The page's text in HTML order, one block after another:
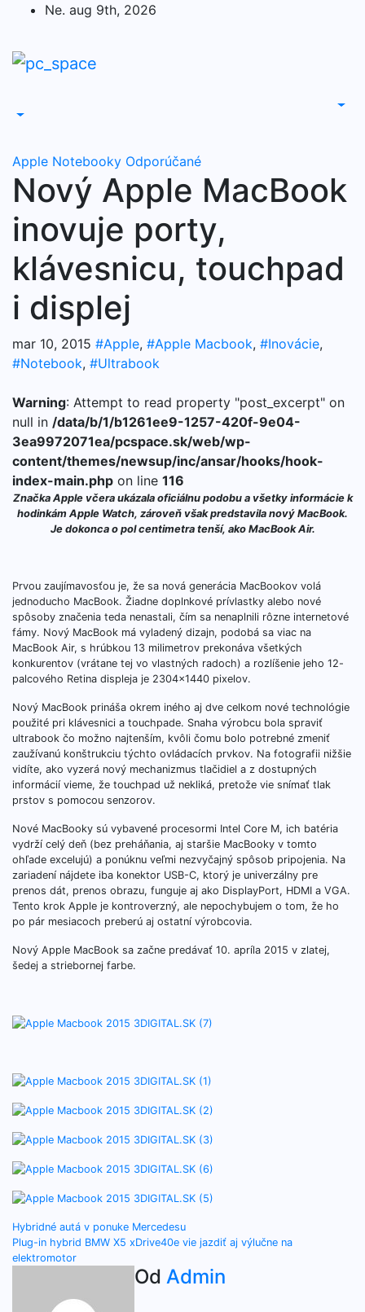
content
Ne. aug 9th, 2026
Apple Notebooky Odporúčané
Nový Apple MacBook
inovuje porty,
klávesnicu, touchpad
i displej
mar 10, 2015 #Apple, #Apple Macbook, #Inovácie,
#Notebook, #Ultrabook
Warning: Attempt to read property "post_excerpt" on
null in /data/b/1/b1261ee9-1257-420f-9e04-
3ea9972071ea/pcspace.sk/web/wp-
content/themes/newsup/inc/ansar/hooks/hook-
index-main.php on line 116
Značka Apple včera ukázala oficiálnu podobu a všetky informácie k
hodinkám Apple Watch, zároveň však predstavila nový MacBook.
Je dokonca o pol centimetra tenší, ako MacBook Air.
Prvou zaujímavosťou je, že sa nová generácia MacBookov volá
jednoducho MacBook. Žiadne doplnkové prívlastky alebo nové
spôsoby značenia teda nenastali, čím sa nenaplnili rôzne internetové
fámy. Nový MacBook má vyladený dizajn, podobá sa viac na
MacBook Air, s hrúbkou 13 milimetrov prekonáva všetkých
konkurentov (vrátane tej vo vlastných radoch) a rozlíšenie jeho 12-
palcového Retina displeja je 2304×1440 pixelov.
Nový MacBook prináša okrem iného aj dve celkom nové technológie
použité pri klávesnici a touchpade. Snaha výrobcu bola spraviť
ultrabook čo možno najtenším, kvôli čomu bolo potrebné zmeniť
zaužívanú konštrukciu týchto ovládacích prvkov. Na fotografii nižšie
vidíte, ako vyzerá nový mechanizmus tlačidiel a z dostupných
informácií vieme, že touchpad už nekliká, pretože vie snímať tlak
prstov s pomocou senzorov.
Nové MacBooky sú vybavené procesormi Intel Core M, ich batéria
vydrží celý deň (bez preháňania, aj staršie MacBooky v tomto
ohľade excelujú) a ponúknu veľmi nezvyčajný spôsob pripojenia. Na
zariadení nájdete iba konektor USB-C, ktorý je univerzálny pre
prenos dát, prenos obrazu, funguje aj ako DisplayPort, HDMI a VGA.
Tento krok Apple je kontroverzný, ale nepochybujem o tom, že ho
po pár mesiacoch preberú aj ostatní výrobcovia.
Nový Apple MacBook sa začne predávať 10. apríla 2015 v zlatej,
šedej a striebornej farbe.
Navigácia
v
článku
Hybridné autá v ponuke Mercedesu
Plug-in hybrid BMW X5 xDrive40e vie jazdiť aj výlučne na
elektromotor
Od Admin